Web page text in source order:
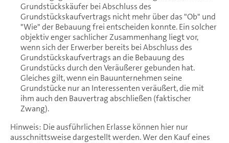
Grundstückskäufer bei Abschluss des
Grundstückskaufvertrags nicht mehr über das "Ob" und
"Wie" der Bebauung frei entscheiden konnte. Ein solcher
objektiv enger sachlicher Zusammenhang liegt vor,
wenn sich der Erwerber bereits bei Abschluss des
Grundstückskaufvertrags an die Bebauung des
Grundstücks durch den Veräußerer gebunden hat.
Gleiches gilt, wenn ein Bauunternehmen seine
Grundstücke nur an Interessenten veräußert, die mit
ihm auch den Bauvertrag abschließen (faktischer
Zwang).
Hinweis: Die ausführlichen Erlasse können hier nur
ausschnittsweise dargestellt werden. Wer den Kauf eines